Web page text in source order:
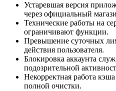
Устаревшая версия
через официальный
Технические работы на
ограничивают функции.
Превышение суточных
действия пользователя.
Блокировка аккаунта
подозрительной
Некорректная работа
полной очистки.